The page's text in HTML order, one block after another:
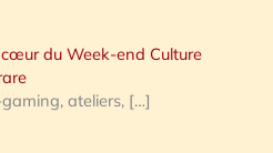
du Week-end Culture
ateliers, […]